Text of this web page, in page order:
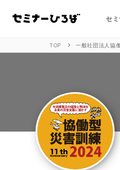
一般社団法
セ
TOP 一般社団法人協